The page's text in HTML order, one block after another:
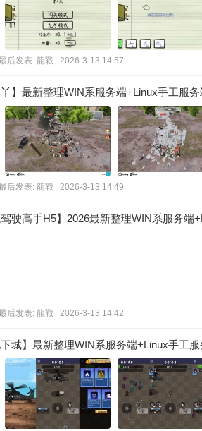
后发表: 龍戰 2026-3-13 14:57
】最新整理WIN系服务端+Linux手工服
后发表: 龍戰 2026-3-13 14:49
驶高手H5】2026最新整理WIN系服务端
后发表: 龍戰 2026-3-13 14:42
城】最新整理WIN系服务端+Linux手工